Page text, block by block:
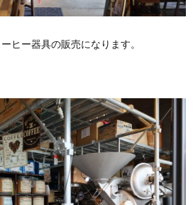
ヒー器具の販売になります。